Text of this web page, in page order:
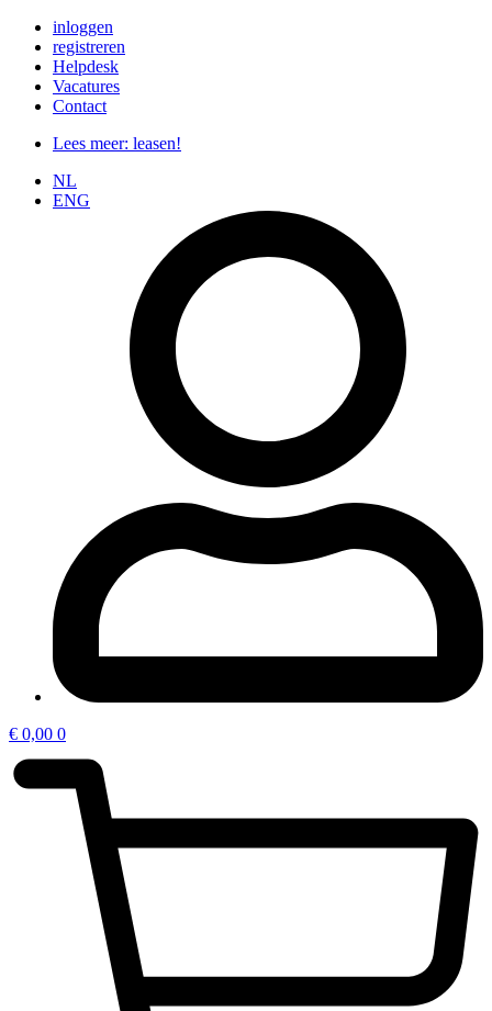
naar
inhoud
inloggen
registreren
Helpdesk
Vacatures
Contact
Lees meer: leasen!
NL
ENG
€ 0,00 0